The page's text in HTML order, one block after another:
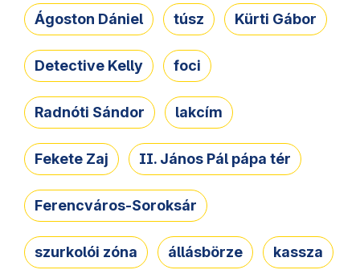
Ágoston Dániel túsz Kürti Gábor
Detective Kelly foci
Radnóti Sándor lakcím
Fekete Zaj II. János Pál pápa tér
Ferencváros-Soroksár
szurkolói zóna állásbörze kassza